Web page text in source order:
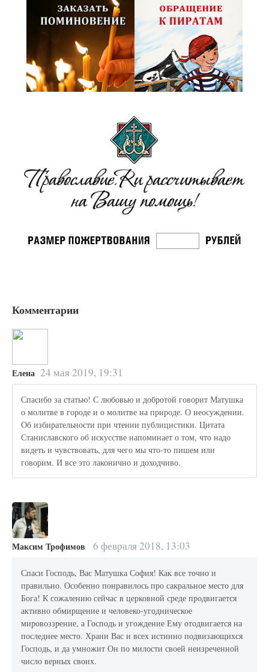
Комментарии
Елена 24 мая 2019, 19:31
Спасибо за статью! С любовью и добротой говорит Матушка
о молитве в городе и о молитве на природе. О неосуждении.
Об избирательности при чтении публицистики. Цитата
Станиславского об искусстве напоминает о том, что надо
видеть и чувствовать, для чего мы что-то пишем или
говорим. И все это лаконично и доходчиво.
Максим Трофимов 6 февраля 2018, 13:03
Спаси Господь, Вас Матушка София! Как все точно и
правильно. Особенно понравилось про сакральное место для
Бога! К сожалению сейчас в церковной среде продвигается
активно обмирщение и человеко-угодническое
мировоззрение, а Господь и угождение Ему отодвигается на
последнее место. Храни Вас и всех истинно подвизающихся
Господь, и да умножит Он по милости своей неизреченной
число верных своих.